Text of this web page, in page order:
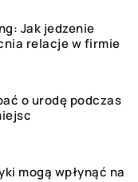
Jak jedzenie
relacje w firmie
o urodę podczas
mogą wpłynąć na